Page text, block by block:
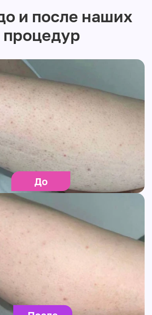
и после наших
процедур
До